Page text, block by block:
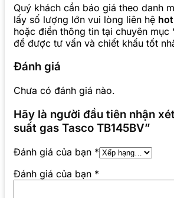
Quý khách cần báo giá theo danh
lấy số lượng lớn vui lòng liên hệ
hoặc điền thông tin tại chuyên mục
để được tư vấn và chiết khấu tốt
Đánh giá
Chưa có đánh giá nào.
Hãy là người đầu tiên nhận
suất gas Tasco TB145BV”
Đánh giá của bạn *
Đánh giá của bạn *